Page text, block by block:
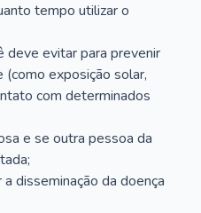
tempo utilizar o
deve evitar para prevenir
exposição solar,
com determinados
e se outra pessoa da
disseminação da doença